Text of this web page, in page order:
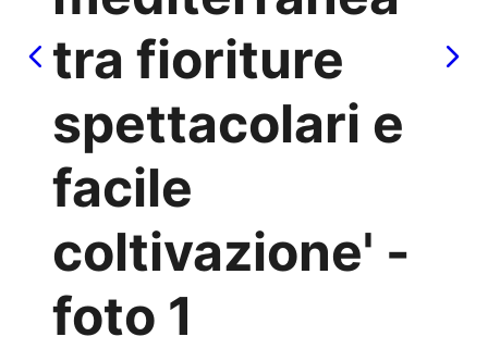
tra fioriture
spettacolari e
facile
coltivazione' -
foto 1